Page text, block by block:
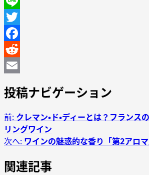
Line
Twitter
Facebook
Reddit
投稿ナビゲーション
前: クレマン・ド・ディーとは？フランス
リングワイン
次へ: ワインの魅惑的な香り「第2アロ
関連記事